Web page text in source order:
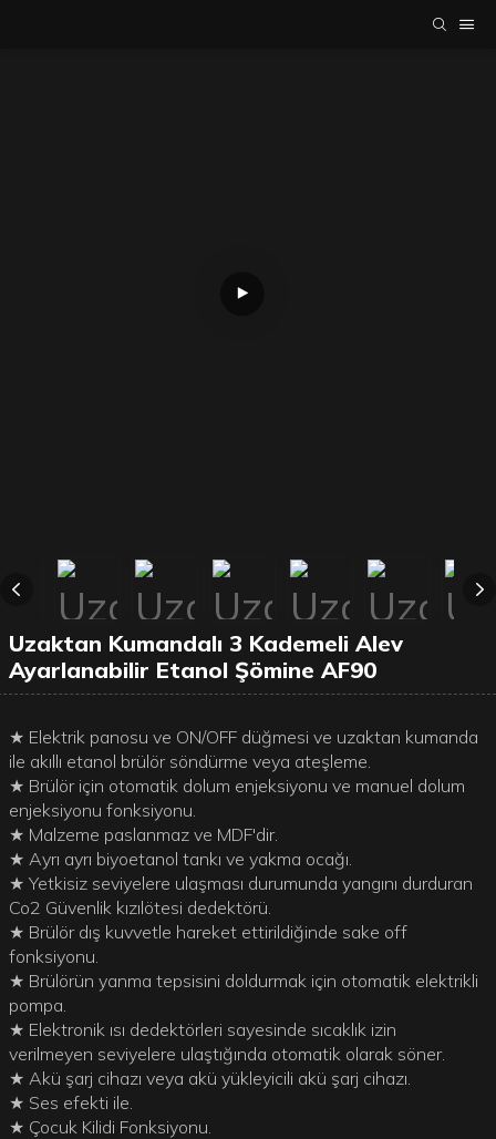
Uzaktan Kumandalı 3 Kademeli Alev
Ayarlanabilir Etanol Şömine AF90
★ Elektrik panosu ve ON/OFF düğmesi ve uzaktan kumanda
ile akıllı etanol brülör söndürme veya ateşleme.
★ Brülör için otomatik dolum enjeksiyonu ve manuel dolum
enjeksiyonu fonksiyonu.
★ Malzeme paslanmaz ve MDF'dir.
★ Ayrı ayrı biyoetanol tankı ve yakma ocağı.
★ Yetkisiz seviyelere ulaşması durumunda yangını durduran
Co2 Güvenlik kızılötesi dedektörü.
★ Brülör dış kuvvetle hareket ettirildiğinde sake off
fonksiyonu.
★ Brülörün yanma tepsisini doldurmak için otomatik elektrikli
pompa.
★ Elektronik ısı dedektörleri sayesinde sıcaklık izin
verilmeyen seviyelere ulaştığında otomatik olarak söner.
★ Akü şarj cihazı veya akü yükleyicili akü şarj cihazı.
★ Ses efekti ile.
★ Çocuk Kilidi Fonksiyonu.